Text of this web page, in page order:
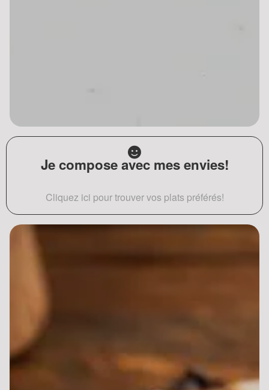
Je compose avec mes envies!
Cliquez ici pour trouver vos plats préférés!